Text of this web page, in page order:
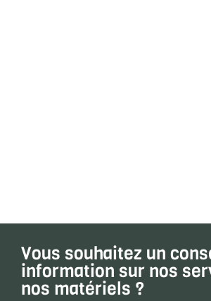
Vous souhaitez un
information sur nos
nos matériels ?